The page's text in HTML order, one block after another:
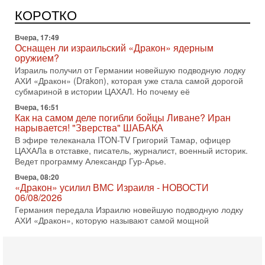
КОРОТКО
еврейский политический альянс? Что произойдет с
политическим раскладом сил, если арабский список
Вчера, 17:49
Оснащен ли израильский «Дракон» ядерным
оружием?
Израиль получил от Германии новейшую подводную лодку
АХИ «Дракон» (Drakon), которая уже стала самой дорогой
субмариной в истории ЦАХАЛ. Но почему её
Вчера, 16:51
Как на самом деле погибли бойцы Ливане? Иран
нарывается! "Зверства" ШАБАКА
В эфире телеканала ITON-TV Григорий Тамар, офицер
ЦАХАЛа в отставке, писатель, журналист, военный историк.
Ведет программу Александр Гур-Арье.
Вчера, 08:20
«Дракон» усилил ВМС Израиля - НОВОСТИ
06/08/2026
Германия передала Израилю новейшую подводную лодку
АХИ «Дракон», которую называют самой мощной